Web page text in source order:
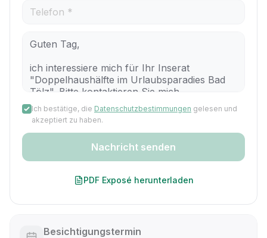
Ich bestätige, die Datenschutzbestimmungen gelesen und
akzeptiert zu haben.
Nachricht senden
PDF Exposé herunterladen
Besichtigungstermin